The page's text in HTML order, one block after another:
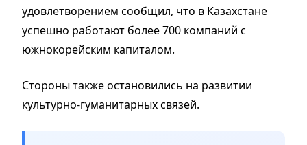
удовлетворением сообщил, что в Казахстане
успешно работают более 700 компаний с
южнокорейским капиталом.
Стороны также остановились на развитии
культурно-гуманитарных связей.